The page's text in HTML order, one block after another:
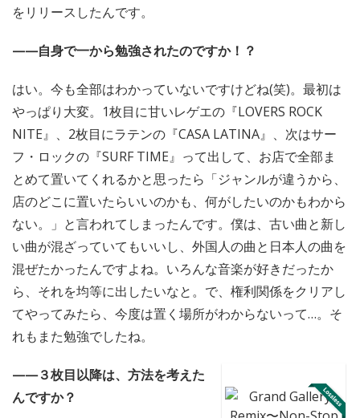
をリリースしたんです。
——自身で一から勉強されたのですか！？
はい。今も全部はわかっていないですけどね(笑)。最初は
やっぱり大変。1枚目に甘いレゲエの『LOVERS ROCK
NITE』、2枚目にラテンの『CASA LATINA』、次はサー
フ・ロックの『SURF TIME』って出して、お店で全部ま
とめて置いてくれるかと思ったら「ジャンルが違うから、
店のどこに置いたらいいのかも、何がしたいのかもわから
ない。」と言われてしまったんです。僕は、古い曲と新し
い曲が混ざっていてもいいし、外国人の曲と日本人の曲を
混ぜたかったんですよね。いろんな音楽が好きだったか
ら、それを均等に出したいなと。で、権利関係をクリアし
てやってみたら、今度は置く場所がわからないって…。そ
れもまた勉強でしたね。
——３枚目以降は、方法を考えた
んですか？